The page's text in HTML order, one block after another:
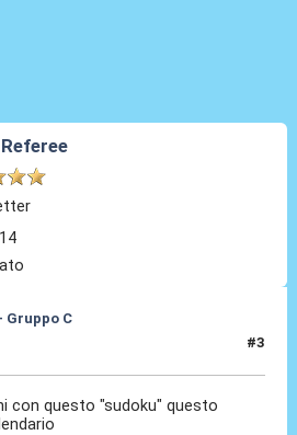
Gruppo C
#3
con questo "sudoku" questo